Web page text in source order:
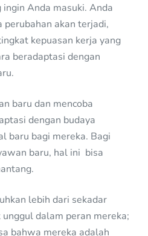
Anda masuki. Anda
akan terjadi,
kepuasan kerja yang
beradaptasi dengan
baru dan mencoba
dengan budaya
baru bagi mereka. Bagi
baru, hal ini bisa
lebih dari sekadar
dalam peran mereka;
bahwa mereka adalah